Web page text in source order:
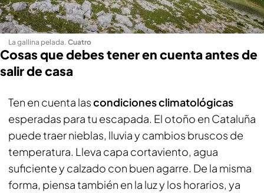
La gallina pelada. Cuatro
Cosas que debes tener en cuenta antes de
salir de casa
Ten en cuenta lascondiciones climatológicas
esperadas para tu escapada. El otoño en Cataluña
puede traer nieblas, lluvia y cambios bruscos de
temperatura. Lleva capa cortaviento, agua
suficiente y calzado con buen agarre. De la misma
forma, piensa también en la luz y los horarios, ya